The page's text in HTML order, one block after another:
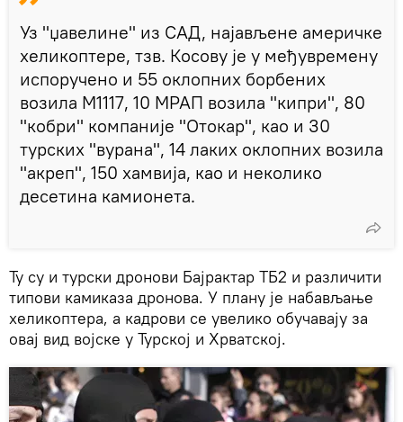
Уз "џавелине" из САД, најављене америчке
хеликоптере, тзв. Косову је у међувремену
испоручено и 55 оклопних борбених
возила М1117, 10 МРАП возила "кипри", 80
"кобри" компаније "Отокар", као и 30
турских "вурана", 14 лаких оклопних возила
"акреп", 150 хамвија, као и неколико
десетина камионета.
Ту су и турски дронови Бајрактар ТБ2 и различити
типови камиказа дронова. У плану је набављање
хеликоптера, а кадрови се увелико обучавају за
овај вид војске у Турској и Хрватској.